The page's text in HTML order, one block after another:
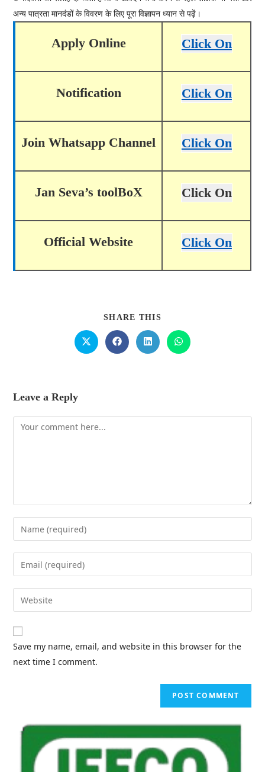
अन्य पात्रता मानदंडों के विवरण के लिए पूरा विज्ञापन ध्यान से पढ़ें।
Apply Online Click On
Notification Click On
Join Whatsapp Channel Click On
Jan Seva’s toolBoX Click On
Official Website Click On
SHARE THIS
Leave a Reply
Save my name, email, and website in this browser for the
next time I comment.